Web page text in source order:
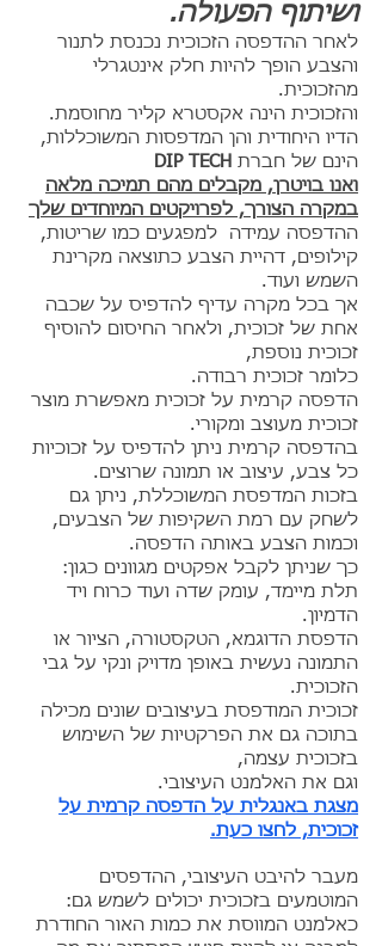
ושיתוף הפעולה.
לאחר ההדפסה הזכוכית נכנסת לתנור
והצבע הופך להיות חלק אינטגרלי
מהזכוכית.
והזכוכית הינה אקסטרא קליר מחוסמת.
הדיו היחודית והן המדפסות המשוכללות,
הינם של חברת DIP TECH
ואנו בויטרן, מקבלים מהם תמיכה מלאה
במקרה הצורך, לפרויקטים המיוחדים שלך
ההדפסה עמידה למפגעים כמו שריטות,
קילופים, דהיית הצבע כתוצאה מקרינת
השמש ועוד.
אך בכל מקרה עדיף להדפיס על שכבה
אחת של זכוכית, ולאחר החיסום להוסיף
זכוכית נוספת,
כלומר זכוכית רבודה.
הדפסה קרמית על זכוכית מאפשרת מוצר
זכוכית מעוצב ומקורי.
בהדפסה קרמית ניתן להדפיס על זכוכיות
כל צבע, עיצוב או תמונה שרוצים.
בזכות המדפסת המשוכללת, ניתן גם
לשחק עם רמת השקיפות של הצבעים,
וכמות הצבע באותה הדפסה.
כך שניתן לקבל אפקטים מגוונים כגון:
תלת מיימד, עומק שדה ועוד כרוח ויד
הדמיון.
הדפסת הדוגמא, הטקסטורה, הציור או
התמונה נעשית באופן מדויק ונקי על גבי
הזכוכית.
זכוכית המודפסת בעיצובים שונים מכילה
בתוכה גם את הפרקטיות של השימוש
בזכוכית עצמה,
וגם את האלמנט העיצובי.
מצגת באנגלית על הדפסה קרמית על
זכוכית, לחצו כעת.
מעבר להיבט העיצובי, ההדפסים
המוטמעים בזכוכית יכולים לשמש גם:
כאלמנט המווסת את כמות האור החודרת